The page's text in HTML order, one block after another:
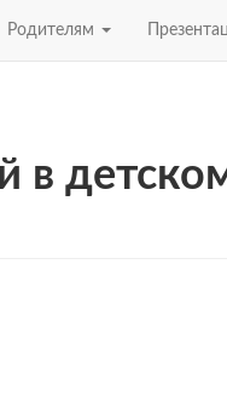
Родителям
в